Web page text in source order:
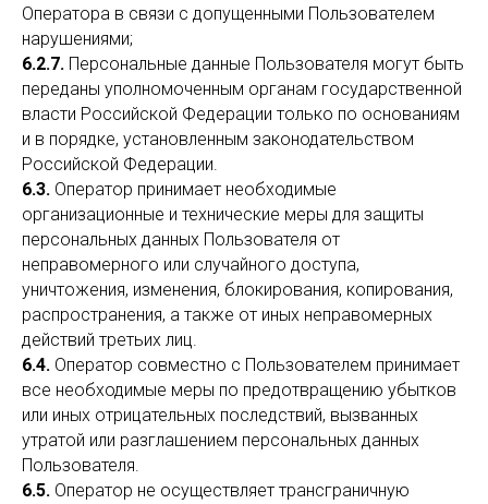
Оператора в связи с допущенными Пользователем
нарушениями;
6.2.7. Персональные данные Пользователя могут быть
переданы уполномоченным органам государственной
власти Российской Федерации только по основаниям
и в порядке, установленным законодательством
Российской Федерации.
6.3. Оператор принимает необходимые
организационные и технические меры для защиты
персональных данных Пользователя от
неправомерного или случайного доступа,
уничтожения, изменения, блокирования, копирования,
распространения, а также от иных неправомерных
действий третьих лиц.
6.4. Оператор совместно с Пользователем принимает
все необходимые меры по предотвращению убытков
или иных отрицательных последствий, вызванных
утратой или разглашением персональных данных
Пользователя.
6.5. Оператор не осуществляет трансграничную